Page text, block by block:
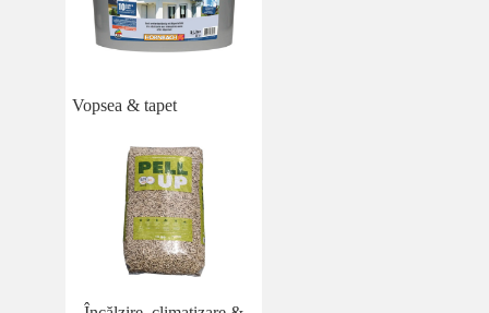
Vopsea & tapet